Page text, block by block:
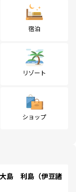
宿泊
リゾート
ショップ
島 利島（伊豆諸